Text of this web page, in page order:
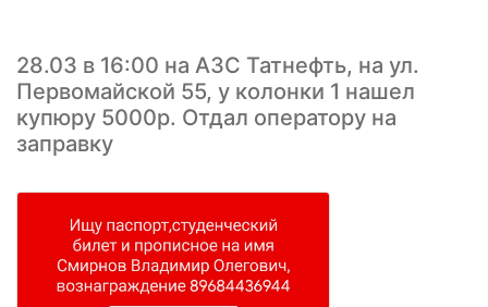
28.03 в 16:00 на АЗС Татнефть, на ул.
Первомайской 55, у колонки 1 нашел
купюру 5000р. Отдал оператору на
заправку